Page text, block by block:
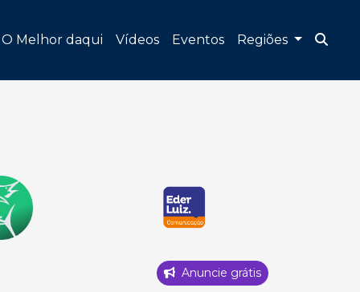
O Melhor daqui Vídeos Eventos Regiões
Anuncie grátis